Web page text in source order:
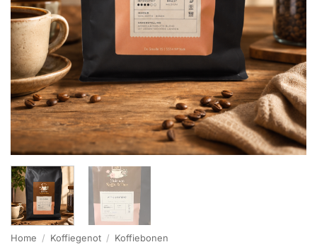
Home / Koffiegenot / Koffiebonen